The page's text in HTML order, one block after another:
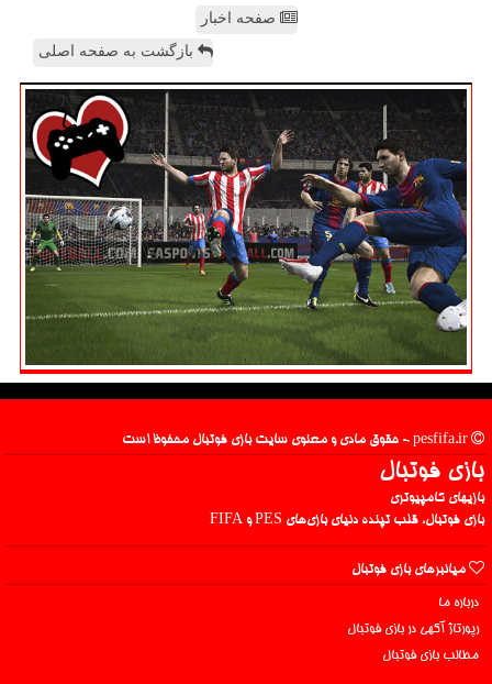
صفحه اخبار
بازگشت به صفحه اصلی
بازی فوتبال
بازیهای کامپیوتری
بازی فوتبال، قلب تپنده دنیای بازی‌های PES و FIFA
میانبرهای بازی فوتبال
درباره ما
رپورتاژ آگهی در بازی فوتبال
مطالب بازی فوتبال